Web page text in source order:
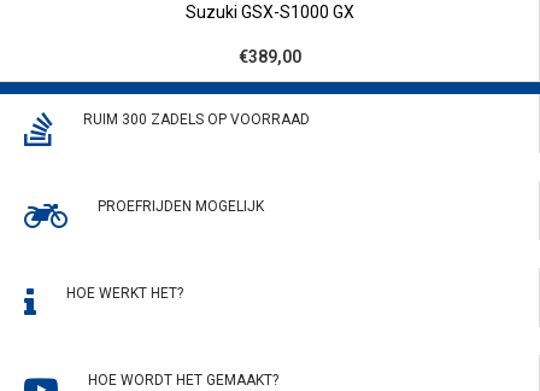
Suzuki GSX-S1000 GX
€389,00
RUIM 300 ZADELS OP VOORRAAD
PROEFRIJDEN MOGELIJK
HOE WERKT HET?
HOE WORDT HET GEMAAKT?